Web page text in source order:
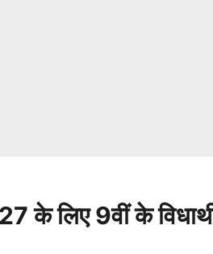
के लिए 9वीं के